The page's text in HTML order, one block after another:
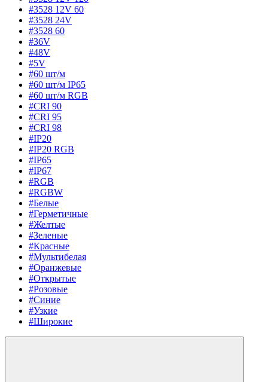
#3528 12V 60
#3528 24V
#3528 60
#36V
#48V
#5V
#60 шт/м
#60 шт/м IP65
#60 шт/м RGB
#CRI 90
#CRI 95
#CRI 98
#IP20
#IP20 RGB
#IP65
#IP67
#RGB
#RGBW
#Белые
#Герметичные
#Желтые
#Зеленые
#Красные
#Мультибелая
#Оранжевые
#Открытые
#Розовые
#Синие
#Узкие
#Широкие